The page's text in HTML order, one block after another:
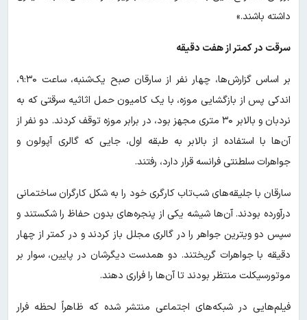
داشته باشند.»
سرقت در کمتر از هفت دقیقه
بر اساس گزارش‌ها، چهار نفر از سارقان صبح یک‌شنبه، ساعت ۹:۳۰،
اندکی پس از بازگشایی موزه، با یک کامیون حمل اثاثیه سرقتی که به
نردبان و بالابر ۳۰ متری مجهز بود، در برابر موزه توقف کردند. دو نفر از
آن‌ها با استفاده از بالابر به طبقه اول، جایی که گالری آپولون و
جواهرات سلطنتی فرانسه قرار دارد، رفتند.
سارقان با جلیقه‌های شب‌تاب کارگری خود را به شکل کارگران ساختمانی
درآورده بودند. آن‌ها شیشه یکی از پنجره‌های بدون حفاظ را شکستند و
سپس دو ویترین جواهر را در گالری مجلل باز کردند و در کمتر از چهار
دقیقه با جواهرات گریختند. دو همدست دیگرشان در پایین، سوار بر
موتورسیکلت منتظر بودند تا آن‌ها را فراری دهند.
فیلم‌هایی در شبکه‌های اجتماعی منتشر شده که ظاهراً لحظه فرار